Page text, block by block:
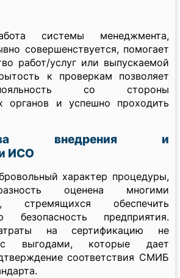
системы менеджмента,
совершенствуется, помогает
работ/услуг или выпускаемой
к проверкам позволяет
со стороны
органов и успешно проходить
внедрения и
ИСО
характер процедуры,
оценена многими
стремящихся обеспечить
безопасность предприятия.
на сертификацию не
выгодами, которые дает
соответствия СМИБ